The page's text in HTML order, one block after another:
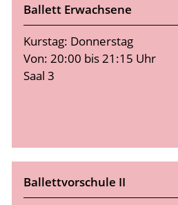
Ballett Erwachsene
Kurstag: Donnerstag
Von: 20:00 bis 21:15 Uhr
Saal 3
Ballettvorschule II